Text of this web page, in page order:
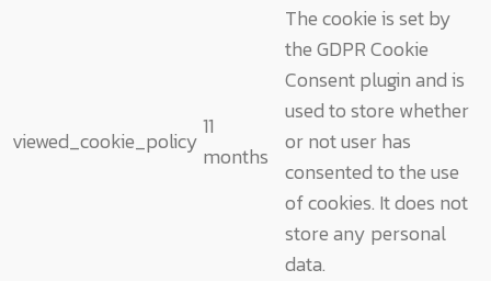
viewed_cookie_policy
11
months
The cookie is set by
the GDPR Cookie
Consent plugin and is
used to store whether
or not user has
consented to the use
of cookies. It does not
store any personal
data.